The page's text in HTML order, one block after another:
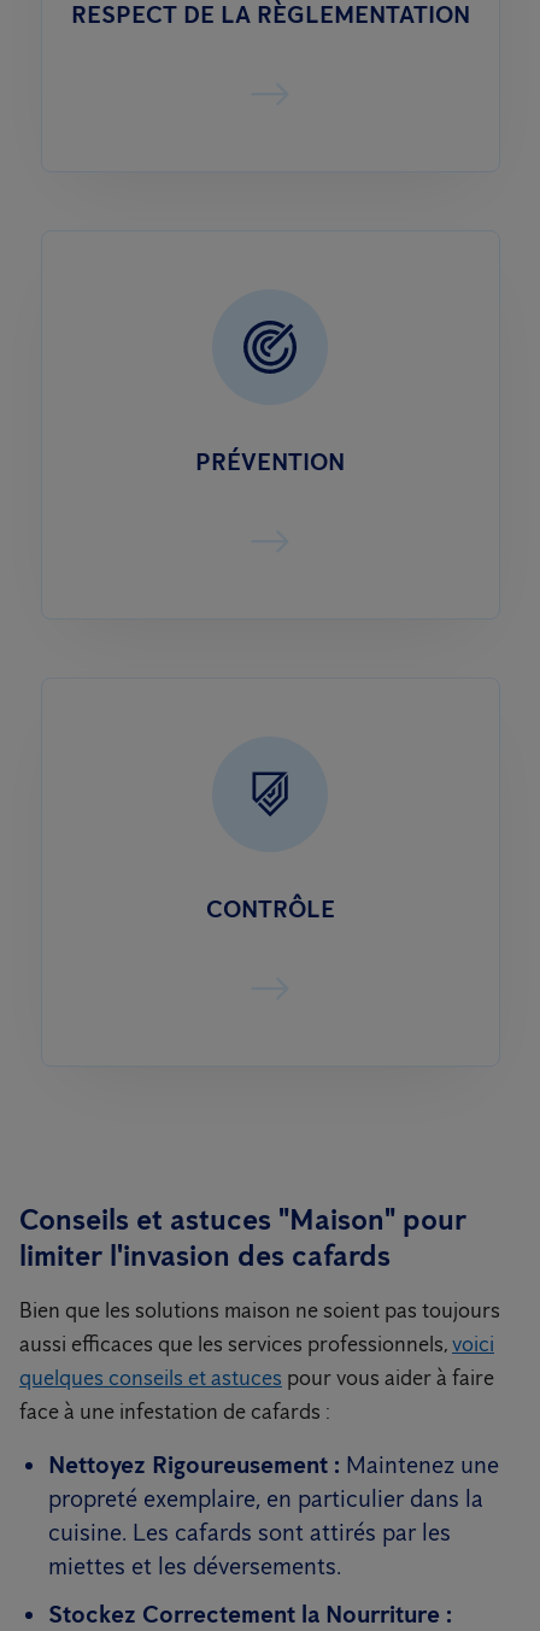
RESPECT DE LA RÈGLEMENTATION
PRÉVENTION
CONTRÔLE
Conseils et astuces "Maison" pour
limiter l'invasion des cafards
Bien que les solutions maison ne soient pas toujours
aussi efficaces que les services professionnels,voici
quelques conseils et astuces pour vous aider à faire
face à une infestation de cafards :
Nettoyez Rigoureusement : Maintenez une
propreté exemplaire, en particulier dans la
cuisine. Les cafards sont attirés par les
miettes et les déversements.
Stockez Correctement la Nourriture :